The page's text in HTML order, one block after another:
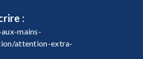
:
mains-
attention-extra-